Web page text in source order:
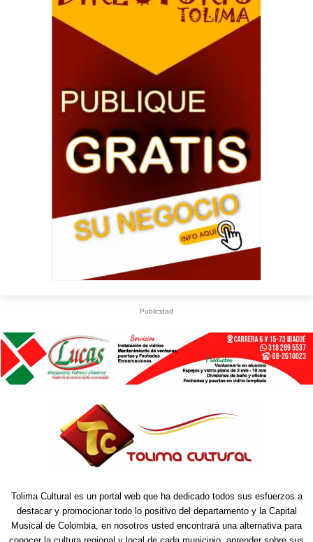
Publicidad
Tolima Cultural es un portal web que ha dedicado todos sus esfuerzos a
destacar y promocionar todo lo positivo del departamento y la Capital
Musical de Colombia, en nosotros usted encontrará una alternativa para